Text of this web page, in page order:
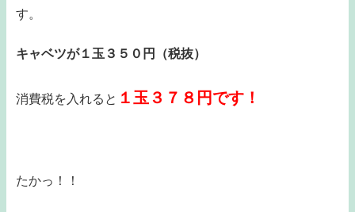
す。
キャベツが１玉３５０円（税抜）
消費税を入れると １玉３７８円です！
たかっ！！